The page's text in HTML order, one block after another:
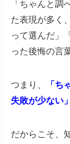
「ちゃんと調
た表現が多く
って選んだ」
った後悔の言
つまり、
「ち
失敗が少ない
だからこそ、